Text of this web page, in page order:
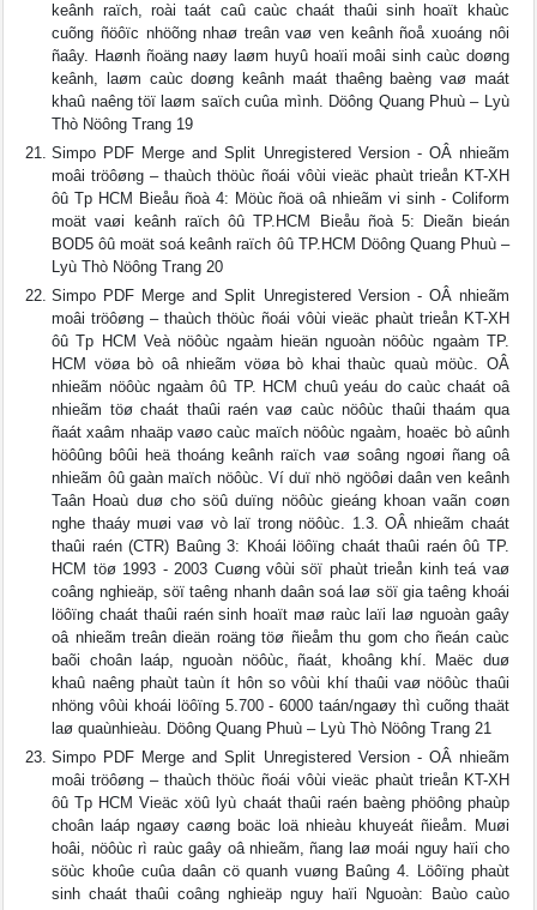
keânh raïch, roài taát caû caùc chaát thaûi sinh hoaït khaùc
cuõng ñöôïc nhöõng nhaø treân vaø ven keânh ñoå xuoáng nôi
ñaây. Haønh ñoäng naøy laøm huyû hoaïi moâi sinh caùc doøng
keânh, laøm caùc doøng keânh maát thaêng baèng vaø maát
khaû naêng töï laøm saïch cuûa mình. Döông Quang Phuù – Lyù
Thò Nöông Trang 19
Simpo PDF Merge and Split Unregistered Version - OÂ nhieãm
moâi tröôøng – thaùch thöùc ñoái vôùi vieäc phaùt trieån KT-XH
ôû Tp HCM Bieåu ñoà 4: Möùc ñoä oâ nhieãm vi sinh - Coliform
moät vaøi keânh raïch ôû TP.HCM Bieåu ñoà 5: Dieãn bieán
BOD5 ôû moät soá keânh raïch ôû TP.HCM Döông Quang Phuù –
Lyù Thò Nöông Trang 20
Simpo PDF Merge and Split Unregistered Version - OÂ nhieãm
moâi tröôøng – thaùch thöùc ñoái vôùi vieäc phaùt trieån KT-XH
ôû Tp HCM Veà nöôùc ngaàm hieän nguoàn nöôùc ngaàm TP.
HCM vöøa bò oâ nhieãm vöøa bò khai thaùc quaù möùc. OÂ
nhieãm nöôùc ngaàm ôû TP. HCM chuû yeáu do caùc chaát oâ
nhieãm töø chaát thaûi raén vaø caùc nöôùc thaûi thaám qua
ñaát xaâm nhaäp vaøo caùc maïch nöôùc ngaàm, hoaëc bò aûnh
höôûng bôûi heä thoáng keânh raïch vaø soâng ngoøi ñang oâ
nhieãm ôû gaàn maïch nöôùc. Ví duï nhö ngöôøi daân ven keânh
Taân Hoaù duø cho söû duïng nöôùc gieáng khoan vaãn coøn
nghe thaáy muøi vaø vò laï trong nöôùc. 1.3. OÂ nhieãm chaát
thaûi raén (CTR) Baûng 3: Khoái löôïng chaát thaûi raén ôû TP.
HCM töø 1993 - 2003 Cuøng vôùi söï phaùt trieån kinh teá vaø
coâng nghieäp, söï taêng nhanh daân soá laø söï gia taêng khoái
löôïng chaát thaûi raén sinh hoaït maø raùc laïi laø nguoàn gaây
oâ nhieãm treân dieän roäng töø ñieåm thu gom cho ñeán caùc
baõi choân laáp, nguoàn nöôùc, ñaát, khoâng khí. Maëc duø
khaû naêng phaùt taùn ít hôn so vôùi khí thaûi vaø nöôùc thaûi
nhöng vôùi khoái löôïng 5.700 - 6000 taán/ngaøy thì cuõng thaät
laø quaùnhieàu. Döông Quang Phuù – Lyù Thò Nöông Trang 21
Simpo PDF Merge and Split Unregistered Version - OÂ nhieãm
moâi tröôøng – thaùch thöùc ñoái vôùi vieäc phaùt trieån KT-XH
ôû Tp HCM Vieäc xöû lyù chaát thaûi raén baèng phöông phaùp
choân laáp ngaøy caøng boäc loä nhieàu khuyeát ñieåm. Muøi
hoâi, nöôùc rì raùc gaây oâ nhieãm, ñang laø moái nguy haïi cho
söùc khoûe cuûa daân cö quanh vuøng Baûng 4. Löôïng phaùt
sinh chaát thaûi coâng nghieäp nguy haïi Nguoàn: Baùo caùo